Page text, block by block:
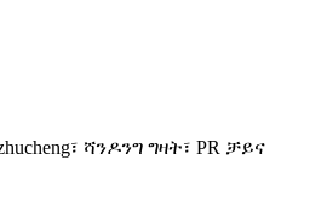
ሻንዶንግ ግዛት፣ PR ቻይና